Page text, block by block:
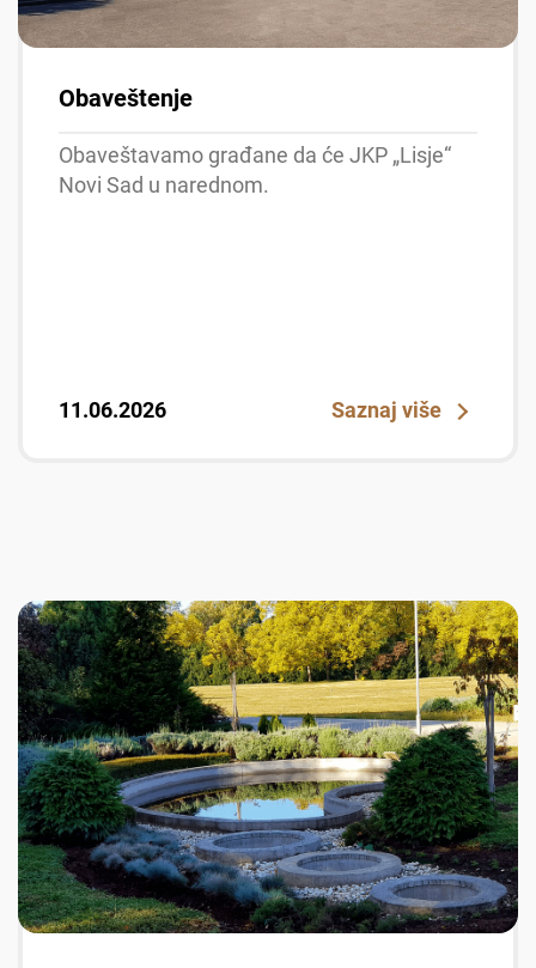
Obaveštenje
Obaveštavamo građane da će JKP „Lisje“
Novi Sad u narednom.
11.06.2026 Saznaj više